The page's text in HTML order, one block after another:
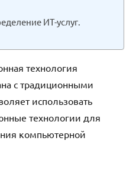
ИТ-услуг.
технология
с традиционными
использовать
технологии для
компьютерной